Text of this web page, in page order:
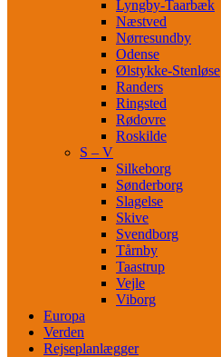
Lyngby-Taarbæk
Næstved
Nørresundby
Odense
Ølstykke-Stenløse
Randers
Ringsted
Rødovre
Roskilde
S – V
Silkeborg
Sønderborg
Slagelse
Skive
Svendborg
Tårnby
Taastrup
Vejle
Viborg
Europa
Verden
Rejseplanlægger